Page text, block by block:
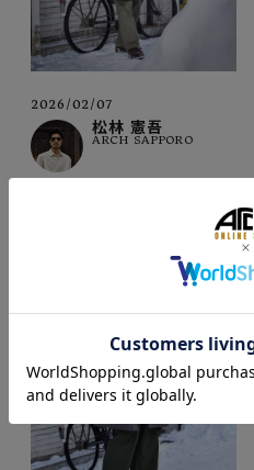
2026/02/07
松林 憲吾
ARCH SAPPORO